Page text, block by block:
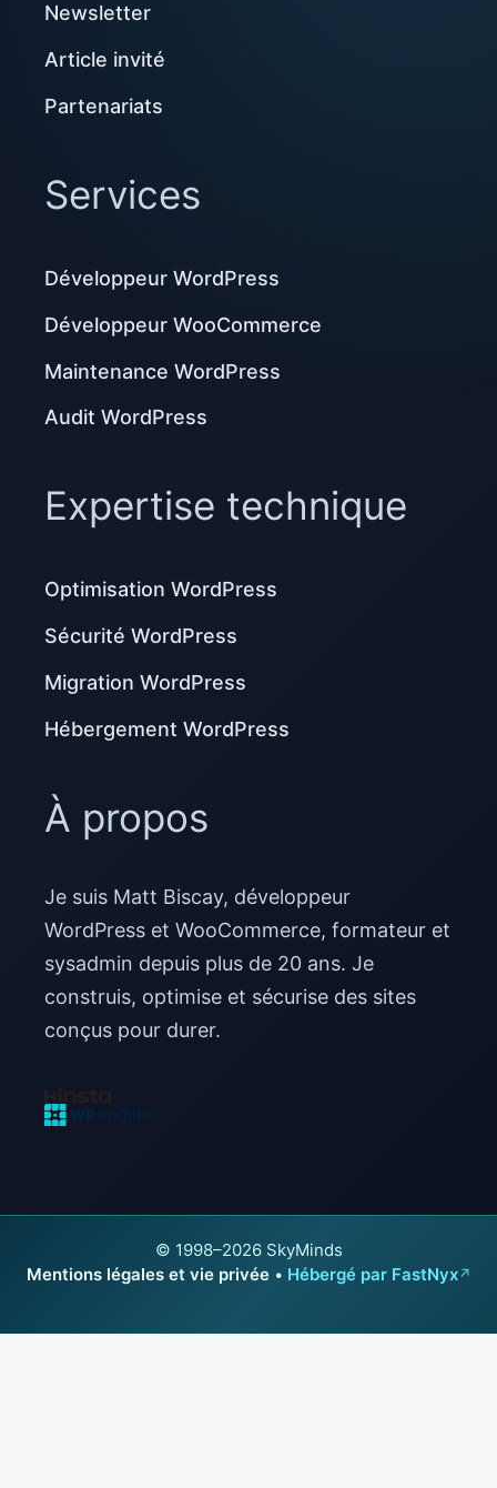
Newsletter
Article invité
Partenariats
Services
Développeur WordPress
Développeur WooCommerce
Maintenance WordPress
Audit WordPress
Expertise technique
Optimisation WordPress
Sécurité WordPress
Migration WordPress
Hébergement WordPress
À propos
Je suis Matt Biscay, développeur
WordPress et WooCommerce, formateur et
sysadmin depuis plus de 20 ans. Je
construis, optimise et sécurise des sites
conçus pour durer.
© 1998–2026 SkyMinds
Mentions légales et vie privée • Hébergé par FastNyx